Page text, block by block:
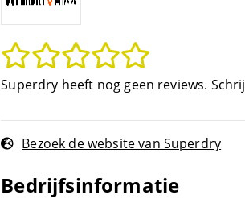
Superdry heeft nog geen reviews.
Bezoek de website van Superdry
Bedrijfsinformatie